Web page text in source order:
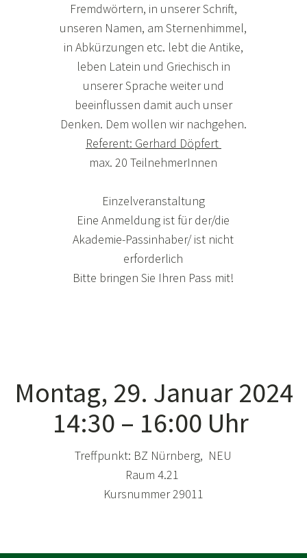
Fremdwörtern, in unserer Schrift,
unseren Namen, am Sternenhimmel,
in Abkürzungen etc. lebt die Antike,
leben Latein und Griechisch in
unserer Sprache weiter und
beeinflussen damit auch unser
Denken. Dem wollen wir nachgehen.
Referent: Gerhard Döpfert
max. 20 TeilnehmerInnen
Einzelveranstaltung
Eine Anmeldung ist für der/die
Akademie-Passinhaber/ ist nicht
erforderlich
Bitte bringen Sie Ihren Pass mit!
Montag, 29. Januar 2024
14:30 – 16:00 Uhr
Treffpunkt: BZ Nürnberg, NEU
Raum 4.21
Kursnummer 29011